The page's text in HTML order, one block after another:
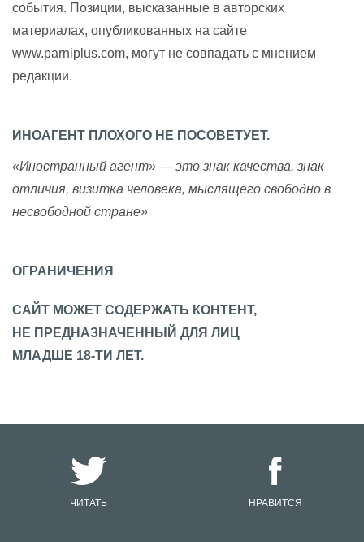
события. Позиции, высказанные в авторских
материалах, опубликованных на сайте
www.parniplus.com, могут не совпадать с мнением
редакции.
ИНОАГЕНТ ПЛОХОГО НЕ ПОСОВЕТУЕТ.
«Иностранный агент» — это знак качества, знак
отличия, визитка человека, мыслящего свободно в
несвободной стране»
ОГРАНИЧЕНИЯ
САЙТ МОЖЕТ СОДЕРЖАТЬ КОНТЕНТ,
НЕ ПРЕДНАЗНАЧЕННЫЙ ДЛЯ ЛИЦ
МЛАДШЕ 18-ТИ ЛЕТ.
ЧИТАТЬ НРАВИТСЯ